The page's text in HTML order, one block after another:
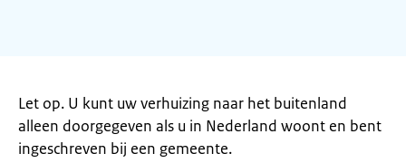
Let op. U kunt uw verhuizing naar het buitenland
alleen doorgegeven als u in Nederland woont en bent
ingeschreven bij een gemeente.